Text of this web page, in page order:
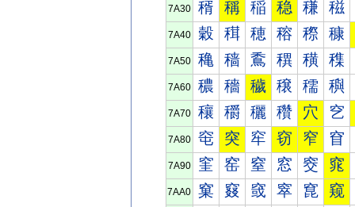
7A30 稰 稱 稲 稳 稴 稵
7A40 穀 穁 穂 穃 穄 穅
7A50 穐 穑 穒 穓 穔 穕
7A60 穠 穡 穢 穣 穤 穥
7A70 穰 穱 穲 穳 穴 穵
7A80 窀 突 窂 窃 窄 窅
7A90 窐 窑 窒 窓 窔 窕
7AA0 窠 窡 窢 窣 窤 窥